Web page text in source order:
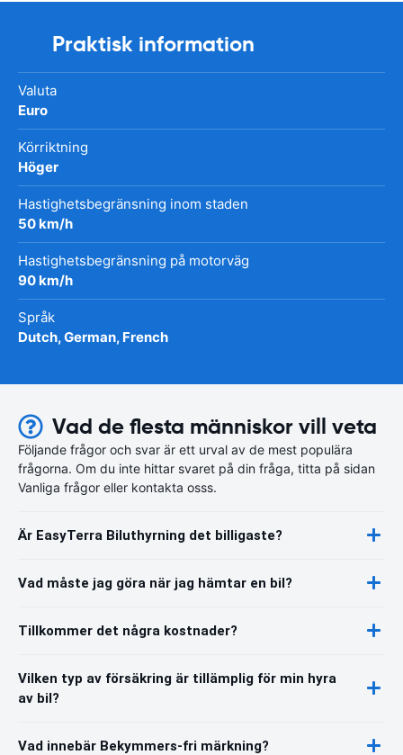
Praktisk information
Valuta
Euro
Körriktning
Höger
Hastighetsbegränsning inom staden
50 km/h
Hastighetsbegränsning på motorväg
90 km/h
Språk
Dutch, German, French
Vad de flesta människor vill veta
Följande frågor och svar är ett urval av de mest populära
frågorna. Om du inte hittar svaret på din fråga, titta på sidan
Vanliga frågor eller kontakta osss.
Är EasyTerra Biluthyrning det billigaste?
Vad måste jag göra när jag hämtar en bil?
Tillkommer det några kostnader?
Vilken typ av försäkring är tillämplig för min hyra
av bil?
Vad innebär Bekymmers-fri märkning?